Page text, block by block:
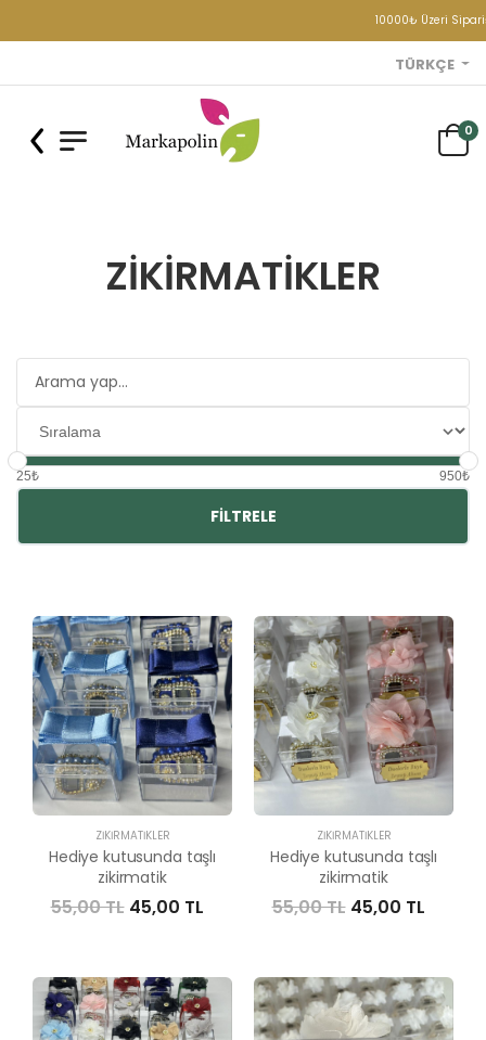
10000₺ Üzeri
TÜRKÇE
0
ZIKIRMATIKLER
25₺ 950₺
FILTRELE
ZIKIRMATIKLER
Hediye kutusunda taşlı
zikirmatik
55,00 TL 45,00 TL
ZIKIRMATIKLER
Hediye kutusunda taşlı
zikirmatik
55,00 TL 45,00 TL